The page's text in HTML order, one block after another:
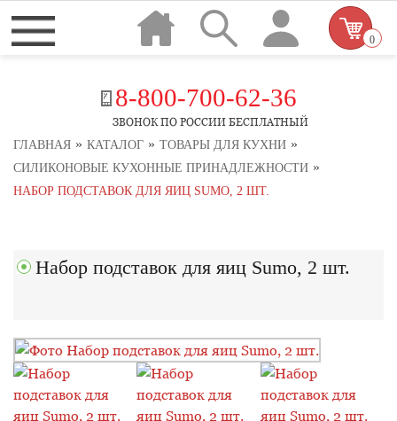
8-800-700-62-36
ЗВОНОК ПО РОССИИ БЕСПЛАТНЫЙ
0
ГЛАВНАЯ » КАТАЛОГ » ТОВАРЫ ДЛЯ КУХНИ »
СИЛИКОНОВЫЕ КУХОННЫЕ ПРИНАДЛЕЖНОСТИ »
НАБОР ПОДСТАВОК ДЛЯ ЯИЦ SUMO, 2 ШТ.
Набор подставок для яиц Sumo, 2 шт.